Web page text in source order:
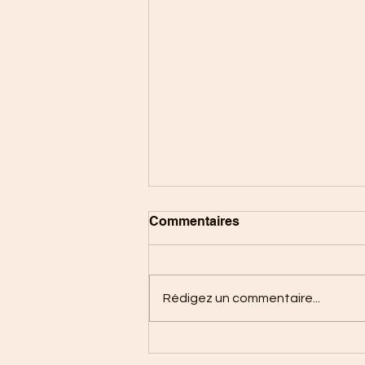
Commentaires
Rédigez un commentaire...